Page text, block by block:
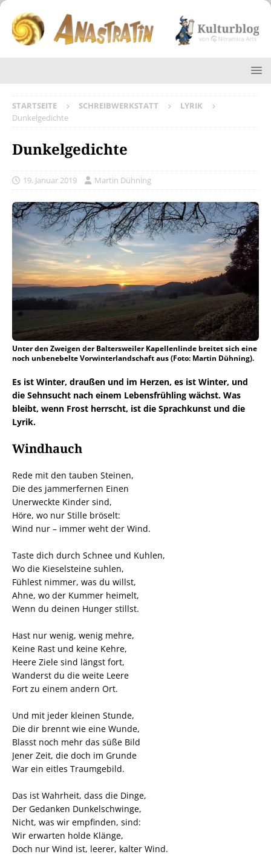
STARTSEITE SCHREIBWERKSTATT
LYRIK
Dunkelgedichte
Dunkelgedichte
19. Januar 2019 Martin Dühning
Unter den Zweigen der Baltersweiler Kapellenlinde breitet sich eine
noch unbenebelte Vorwinterlandschaft aus (Foto: Martin Dühning).
Es ist Winter, draußen und im Herzen, es ist Winter, und
die Sehnsucht nach einem Lebensfrühling wächst. Was
bleibt, wenn Frost herrscht, ist die Sprachkunst und die
Lyrik.
Windhauch
Rede mit den tauben Steinen,
Die des jammerfernen Einen
Unerweckte Kinder sind,
Höre, wo nur Stille bröselt:
Wind nur – immer weht der Wind.
Taste dich durch Schnee und Kuhlen,
Wo die Kieselsteine suhlen,
Fühlest nimmer, was du willst,
Ahne, wo der Kummer heimelt,
Wenn du deinen Hunger stillst.
Hast nur wenig, wenig mehre,
Keine Rast und keine Kehre,
Heere Ziele sind längst fort,
Wanderst du die weite Leere
Fort zu einem andern Ort.
Und mit jeder kleinen Stunde,
Die dir brennt wie eine Wunde,
Blasst noch mehr das süße Bild
Jener Zeit, die doch im Grunde
War ein eitles Traumgebild.
Das ist Wahrheit, dass die Dinge,
Der Gedanken Dunkelschwinge,
Nicht, was wir empfinden, sind:
Wir erwarten holde Klänge,
Doch nur Wind ist, leerer, kalter Wind.